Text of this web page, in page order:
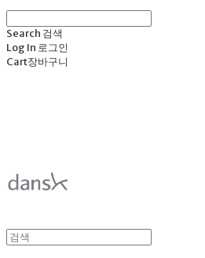
Search 검색
Log In 로그인
Cart장바구니